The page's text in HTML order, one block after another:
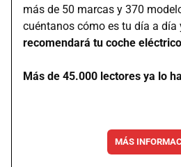
más de 50 marcas y 370
cuéntanos cómo es tu día a
recomendará tu coche
Más de 45.000 lectores ya lo
MÁS